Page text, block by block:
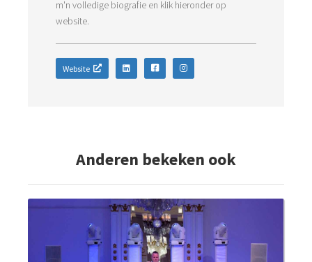
m'n volledige biografie en klik hieronder op
website.
Website
Anderen bekeken ook